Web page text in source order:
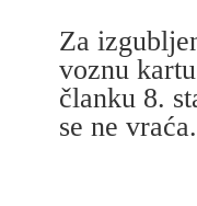
Za
voznu
članku 8.
se ne vraća.